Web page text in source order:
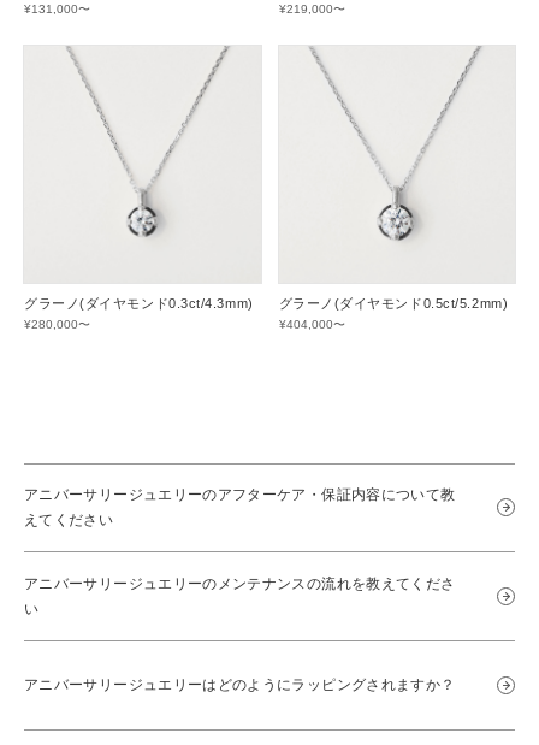
¥131,000〜 ¥219,000〜
グラーノ(ダイヤモンド0.3ct/4.3mm)
¥280,000〜
グラーノ(ダイヤモンド0.5ct/5.2mm)
¥404,000〜
アニバーサリージュエリーのアフターケア・保証内容について教
えてください
アニバーサリージュエリーのメンテナンスの流れを教えてくださ
い
アニバーサリージュエリーはどのようにラッピングされますか？